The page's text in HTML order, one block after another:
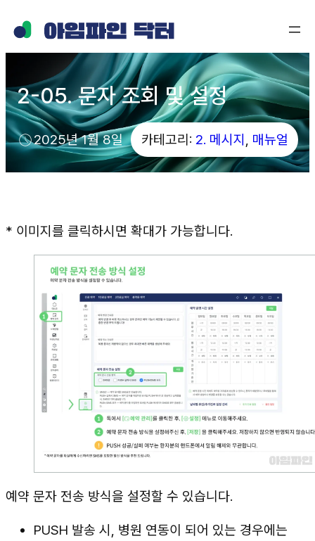
2-05. 문자 조회 및 설정
2025년 1월 8일 카테고리: 2. 메시지 , 매뉴얼
* 이미지를 클릭하시면 확대가 가능합니다.
예약 문자 전송 방식을 설정할 수 있습니다.
PUSH 발송 시, 병원 연동이 되어 있는 경우에는